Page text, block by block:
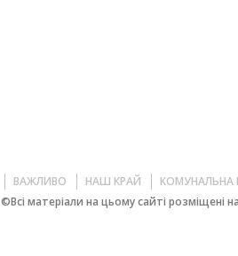
ВАЖЛИВО НАШ КРАЙ
КОМУНАЛЬНА
©Всі матеріали на цьому сайті розміщені